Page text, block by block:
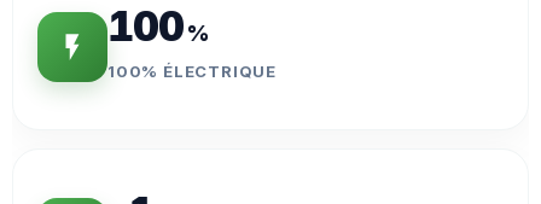
100%
100% ÉLECTRIQUE